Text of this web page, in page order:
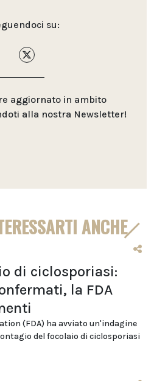
su:
aggiornato in ambito
alla nostra Newsletter!
ANCHE
di ciclosporiasi:
la FDA
(FDA) ha avviato un'indagine
del focolaio di ciclosporiasi